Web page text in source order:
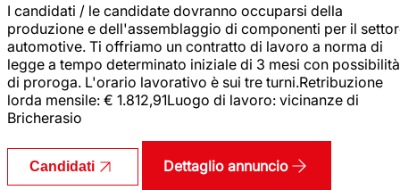
I candidati / le candidate dovranno occuparsi della
produzione e dell'assemblaggio di componenti per il
automotive. Ti offriamo un contratto di lavoro a norma di
legge a tempo determinato iniziale di 3 mesi con possibilità
di proroga. L'orario lavorativo è sui tre turni.Retribuzione
lorda mensile: € 1.812,91Luogo di lavoro: vicinanze di
Bricherasio
Candidati Dettaglio annuncio